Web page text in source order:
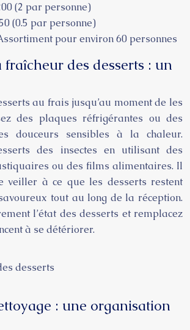
(2 par personne)
(0.5 par personne)
pour environ 60 personnes
des desserts : un
au frais jusqu’au moment de les
des plaques réfrigérantes ou des
douceurs sensibles à la chaleur.
des insectes en utilisant des
ou des films alimentaires. Il
veiller à ce que les desserts restent
tout au long de la réception.
l’état des desserts et remplacez
à se détériorer.
: une organisation